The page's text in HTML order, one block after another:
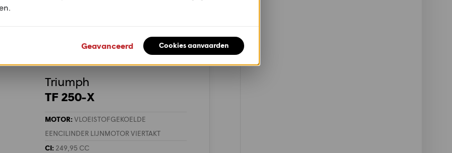
X overigens met Pirelli Scorpion MX32
Triumph
TF 250-X
MOTOR: VLOEISTOFGEKOELDE
EENCILINDER LIJNMOTOR VIERTAKT
CI: 249,95 CC
Geavanceerd Cookies aanvaarden